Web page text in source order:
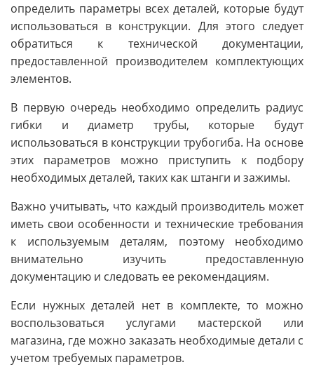
определить параметры всех деталей, которые будут
использоваться в конструкции. Для этого следует
обратиться к технической документации,
предоставленной производителем комплектующих
элементов.
В первую очередь необходимо определить радиус
гибки и диаметр трубы, которые будут
использоваться в конструкции трубогиба. На основе
этих параметров можно приступить к подбору
необходимых деталей, таких как штанги и зажимы.
Важно учитывать, что каждый производитель может
иметь свои особенности и технические требования
к используемым деталям, поэтому необходимо
внимательно изучить предоставленную
документацию и следовать ее рекомендациям.
Если нужных деталей нет в комплекте, то можно
воспользоваться услугами мастерской или
магазина, где можно заказать необходимые детали с
учетом требуемых параметров.